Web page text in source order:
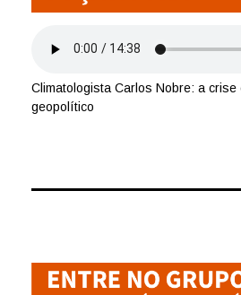
Climatologista Carlos Nobre: a crise
geopolítico